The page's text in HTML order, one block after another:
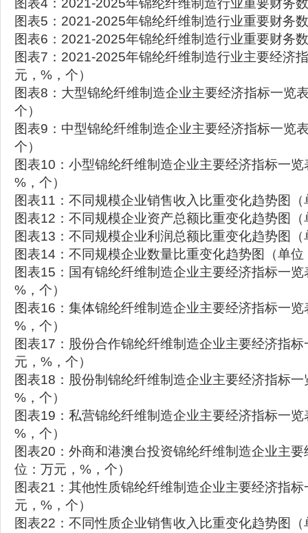
图表4：2021-2025年锦纶纤维制造行业重要财务
图表5：2021-2025年锦纶纤维制造行业重要财务
图表6：2021-2025年锦纶纤维制造行业重要财务
图表7：2021-2025年锦纶纤维制造行业主要经济
元，%，个）
图表8：大型锦纶纤维制造企业主要经济指标一览
个）
图表9：中型锦纶纤维制造企业主要经济指标一览
个）
图表10：小型锦纶纤维制造企业主要经济指标一
%，个）
图表11：不同规模企业销售收入比重变化趋势图（
图表12：不同规模企业资产总额比重变化趋势图（
图表13：不同规模企业利润总额比重变化趋势图（
图表14：不同规模企业数量比重变化趋势图（单位
图表15：国有锦纶纤维制造企业主要经济指标一
%，个）
图表16：集体锦纶纤维制造企业主要经济指标一
%，个）
图表17：股份合作锦纶纤维制造企业主要经济指
元，%，个）
图表18：股份制锦纶纤维制造企业主要经济指标
%，个）
图表19：私营锦纶纤维制造企业主要经济指标一
%，个）
图表20：外商和港澳台投资锦纶纤维制造企业主
位：万元，%，个）
图表21：其他性质锦纶纤维制造企业主要经济指
元，%，个）
图表22：不同性质企业销售收入比重变化趋势图（